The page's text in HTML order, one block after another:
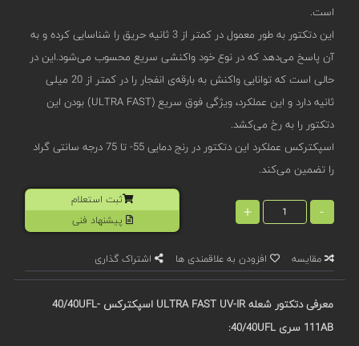
است.
این دتکتور به طور معمول در کمتر از 3 ثانیه حریق را شناسایی کرده و به
آن پاسخ می‌دهد که در نوع خود واکنشی سریع محسوب می‌شود.این در
حالی است که توانایی واکنش به بارقه‌ی انفجار را در کمتر از 20 میلی
ثانیه دارد و این عملکرد، ویژگی فوق سریع (ULTRA FAST) بودن این
دتکتور را به رخ می‌کشد.
اسپکترکس عملکرد این دتکتور در رنج دمایی 55- تا 75 درجه سانتی گراد
را تضمین می‌کند.
-
+
ثبت استعلام
پیشنهاد فنی
مقایسه افزودن به علاقمندی ها اشتراک گذاری
معرفی دتکتور شعله ULTRA FAST UV-IR اسپکترکس 40/40UFL-
111AB سری 40/40UFL
: